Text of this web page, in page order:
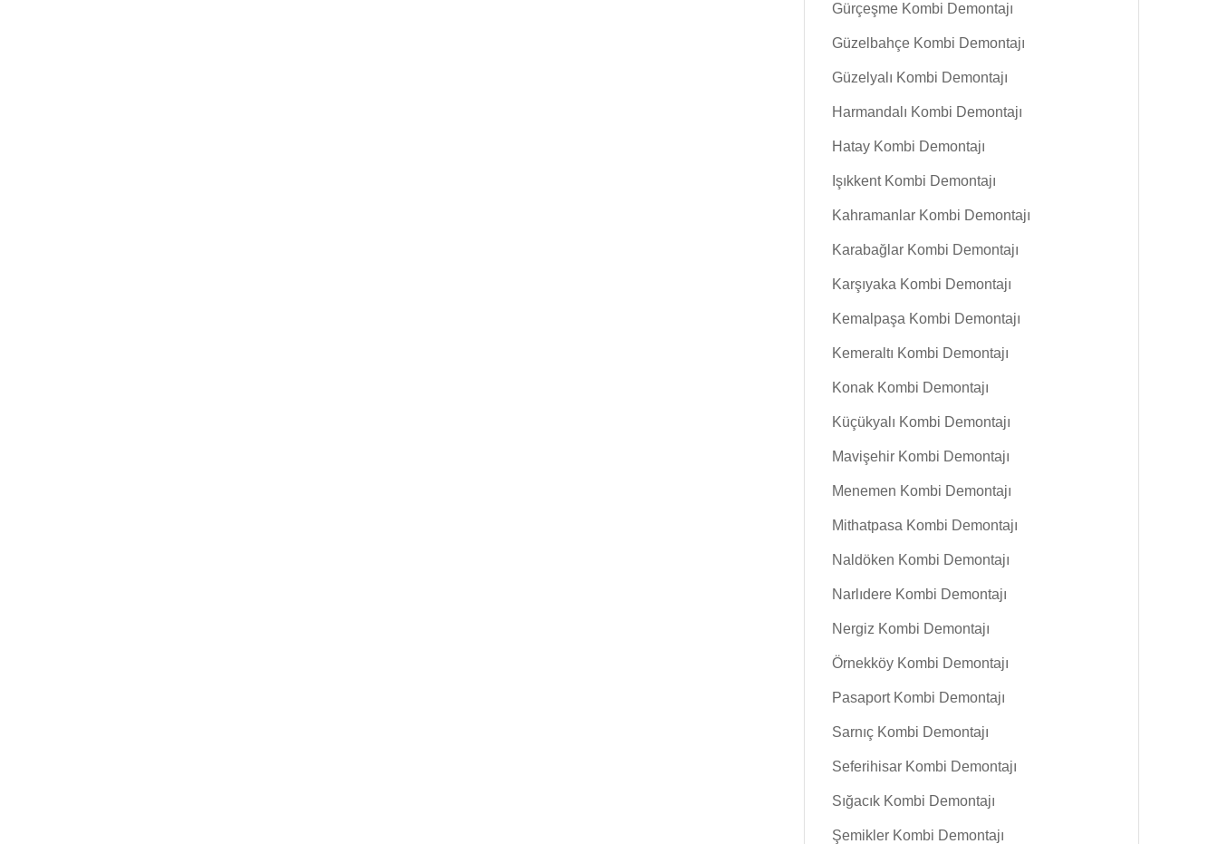
Gürçeşme Kombi Demontajı
Güzelbahçe Kombi Demontajı
Güzelyalı Kombi Demontajı
Harmandalı Kombi Demontajı
Hatay Kombi Demontajı
Işıkkent Kombi Demontajı
Kahramanlar Kombi Demontajı
Karabağlar Kombi Demontajı
Karşıyaka Kombi Demontajı
Kemalpaşa Kombi Demontajı
Kemeraltı Kombi Demontajı
Konak Kombi Demontajı
Küçükyalı Kombi Demontajı
Mavişehir Kombi Demontajı
Menemen Kombi Demontajı
Mithatpasa Kombi Demontajı
Naldöken Kombi Demontajı
Narlıdere Kombi Demontajı
Nergiz Kombi Demontajı
Örnekköy Kombi Demontajı
Pasaport Kombi Demontajı
Sarnıç Kombi Demontajı
Seferihisar Kombi Demontajı
Sığacık Kombi Demontajı
Şemikler Kombi Demontajı